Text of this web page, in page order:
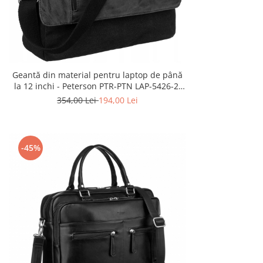
Geantă din material pentru laptop de până
la 12 inchi - Peterson PTR-PTN LAP-5426-2-
1452
354,00 Lei194,00 Lei
-45%